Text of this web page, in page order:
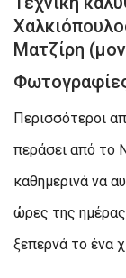
Ματζίρη
Περισσότεροι
περάσει από το
καθημερινά να
ώρες της
ξεπερνά το ένα